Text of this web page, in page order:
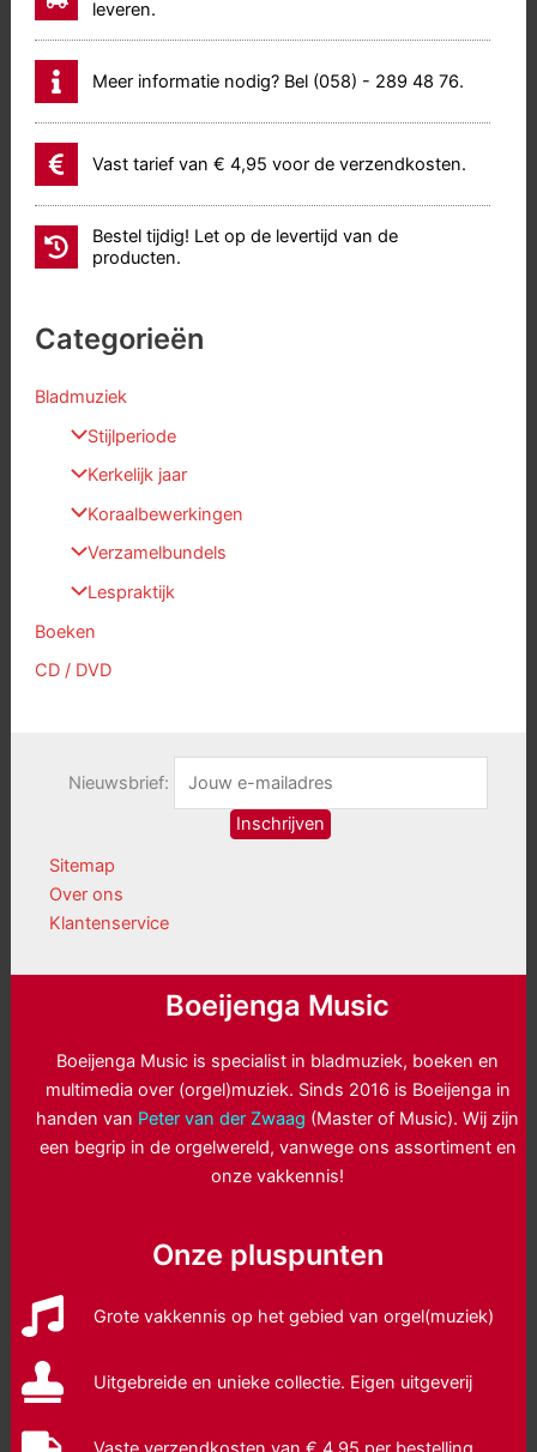
leveren.
Meer informatie nodig? Bel (058) - 289 48 76.
Vast tarief van € 4,95 voor de verzendkosten.
Bestel tijdig! Let op de levertijd van de
producten.
Categorieën
Bladmuziek
Stijlperiode
Kerkelijk jaar
Koraalbewerkingen
Verzamelbundels
Lespraktijk
Boeken
CD / DVD
Nieuwsbrief:
Sitemap
Over ons
Klantenservice
Boeijenga Music
Boeijenga Music is specialist in bladmuziek, boeken en
multimedia over (orgel)muziek. Sinds 2016 is Boeijenga in
handen van Peter van der Zwaag (Master of Music). Wij zijn
een begrip in de orgelwereld, vanwege ons assortiment en
onze vakkennis!
Onze pluspunten
Grote vakkennis op het gebied van orgel(muziek)
Uitgebreide en unieke collectie. Eigen uitgeverij